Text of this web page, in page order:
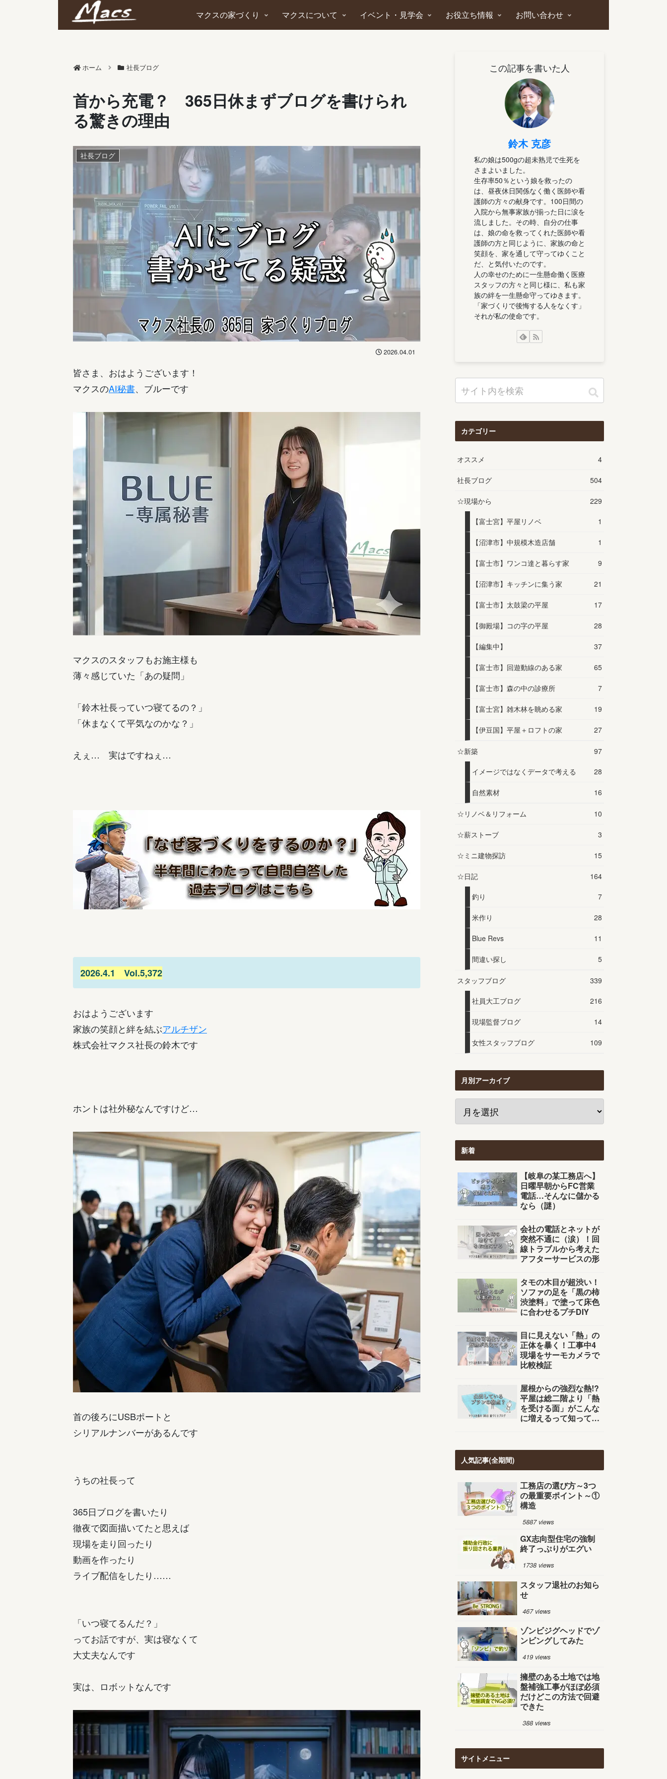
マクスの家づくり マクスについて イベント・見学会 お役立ち情報 お問い合わせ
ホーム 社長ブログ
首から充電？ 365日休まずブログを書けられ
る驚きの理由
社長ブログ
2026.04.01
皆さま、おはようございます！
マクスのAI秘書、ブルーです
マクスのスタッフもお施主様も
薄々感じていた「あの疑問」
「鈴木社長っていつ寝てるの？」
「休まなくて平気なのかな？」
えぇ… 実はですねぇ…
2026.4.1 Vol.5,372
おはようございます
家族の笑顔と絆を結ぶアルチザン
株式会社マクス社長の鈴木です
ホントは社外秘なんですけど…
首の後ろにUSBポートと
シリアルナンバーがあるんです
うちの社長って
365日ブログを書いたり
徹夜で図面描いてたと思えば
現場を走り回ったり
動画を作ったり
ライブ配信をしたり……
「いつ寝てるんだ？」
ってお話ですが、実は寝なくて
大丈夫なんです
実は、ロボットなんです
この記事を書いた人
鈴木 克彦
私の娘は500gの超未熟児で生死を
さまよいました。
生存率50％という娘を救ったの
は、昼夜休日関係なく働く医師や看
護師の方々の献身です。100日間の
入院から無事家族が揃った日に涙を
流しました。その時、自分の仕事
は、娘の命を救ってくれた医師や看
護師の方と同じように、家族の命と
笑顔を、家を通して守ってゆくこと
だ、と気付いたのです。
人の幸せのために一生懸命働く医療
スタッフの方々と同じ様に、私も家
族の絆を一生懸命守ってゆきます。
「家づくりで後悔する人をなくす」
それが私の使命です。
カテゴリー
オススメ 4
社長ブログ 504
☆現場から 229
【富士宮】平屋リノベ 1
【沼津市】中規模木造店舗 1
【富士市】ワンコ達と暮らす家 9
【沼津市】キッチンに集う家 21
【富士市】太鼓梁の平屋 17
【御殿場】コの字の平屋 28
【編集中】 37
【富士市】回遊動線のある家 65
【富士市】森の中の診療所 7
【富士宮】雑木林を眺める家 19
【伊豆国】平屋＋ロフトの家 27
☆新築 97
イメージではなくデータで考える 28
自然素材 16
☆リノベ＆リフォーム 10
☆薪ストーブ 3
☆ミニ建物探訪 15
☆日記 164
釣り 7
米作り 28
Blue Revs 11
間違い探し 5
スタッフブログ 339
社員大工ブログ 216
現場監督ブログ 14
女性スタッフブログ 109
月別アーカイブ
新着
【岐阜の某工務店へ】
日曜早朝からFC営業
電話…そんなに儲かる
なら（謎）
会社の電話とネットが
突然不通に（涙）！回
線トラブルから考えた
アフターサービスの形
タモの木目が超渋い！
ソファの足を「黒の柿
渋塗料」で塗って床色
に合わせるプチDIY
目に見えない「熱」の
正体を暴く！工事中4
現場をサーモカメラで
比較検証
屋根からの強烈な熱!?
平屋は総二階より「熱
を受ける面」がこんな
に増えるって知って
人気記事(全期間)
工務店の選び方～3つ
の最重要ポイント～①
構造
5887 views
GX志向型住宅の強制
終了っぷりがエグい
1738 views
スタッフ退社のお知ら
せ
467 views
ゾンビジグヘッドでゾ
ンビングしてみた
419 views
擁壁のある土地では地
盤補強工事がほぼ必須
だけどこの方法で回避
できた
388 views
サイトメニュー